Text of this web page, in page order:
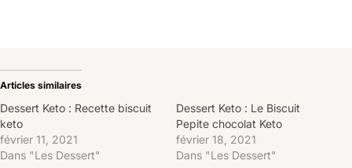
Articles similaires
Dessert Keto : Recette biscuit
keto
février 11, 2021
Dans "Les Dessert"
Dessert Keto : Le Biscuit
Pepite chocolat Keto
février 18, 2021
Dans "Les Dessert"